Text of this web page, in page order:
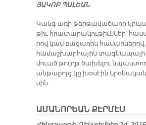
ՅԱԿՈԲ ՊԱԼԵԱՆ
​Կանգ ա­ռի թեր­թա­վա­ճա­ռի
թիւ հրա­տա­րա­կու­թիւն­ներ՝
րով կամ բա­ցա­ռիկ
հա­մաշ­խար­հա­յին տագ­նա­պա­լի
մուած թուղթ ծա­խե­լու նպաս­տող
ան­թա­քոյց կը խօ­սէին
սին:
ԱՄԱՆՈՐԵԱՆ ՔԷՐՄԷՍ